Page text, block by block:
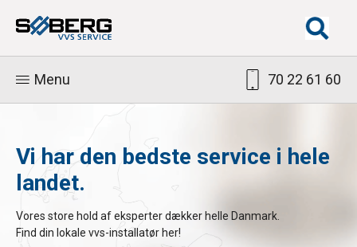
Menu 70 22 61 60
Vi har den bedste service i hele
landet.
Vores store hold af eksperter dækker helle Danmark.
Find din lokale vvs-installatør her!